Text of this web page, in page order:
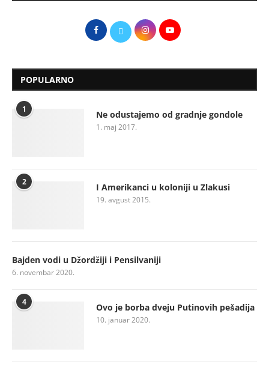
POPULARNO
1 Ne odustajemo od gradnje gondole
1. maj 2017.
2 I Amerikanci u koloniji u Zlakusi
19. avgust 2015.
Bajden vodi u Džordžiji i Pensilvaniji
6. novembar 2020.
4 Ovo je borba dveju Putinovih pešadija
10. januar 2020.